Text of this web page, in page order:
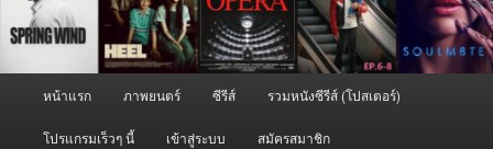
หน้าแรก ภาพยนตร์ ซีรีส์ รวมหนังซีรีส์ (โปสเตอร์)
โปรแกรมเร็วๆ นี้ เข้าสู่ระบบ สมัครสมาชิก